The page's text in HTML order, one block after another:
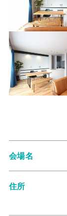
会場名
住所